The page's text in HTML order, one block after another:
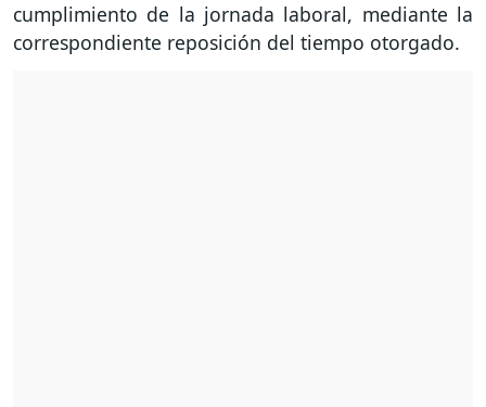
cumplimiento de la jornada laboral, mediante la
correspondiente reposición del tiempo otorgado.